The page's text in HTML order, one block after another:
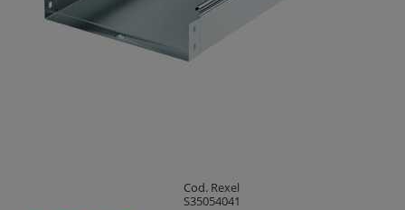
Cod. Rexel
S35054041